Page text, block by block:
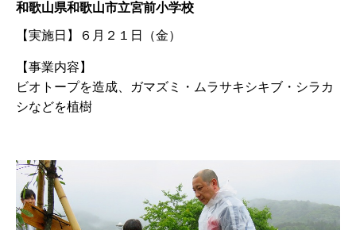
和歌山県和歌山市立宮前小学校
【実施日】 ６月２１日（金）
【事業内容】
ビオトープを造成、ガマズミ・ムラサキシキブ・シラカ
シなどを植樹